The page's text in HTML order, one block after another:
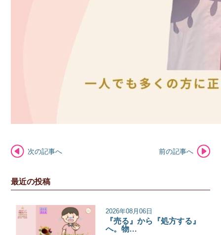
次の記事へ 前の記事へ
最近の投稿
2026年08月06日
『売る』から『処方する』
へ。物…